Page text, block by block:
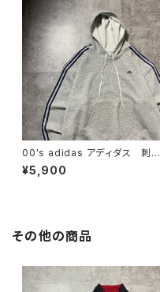
00's adidas アディダス 刺繍
ワンポイント パフォーマンスロ
ゴ サイドストライプ グレー
¥5,900
その他の商品